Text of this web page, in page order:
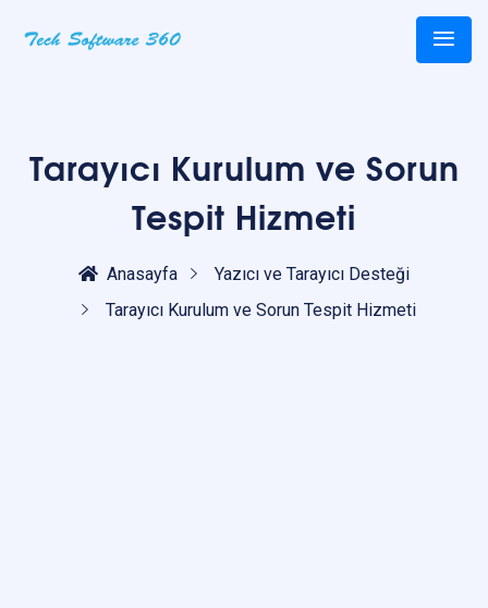
Tarayıcı Kurulum ve Sorun
Tespit Hizmeti
Anasayfa
Yazıcı ve Tarayıcı Desteği
Tarayıcı Kurulum ve Sorun Tespit Hizmeti